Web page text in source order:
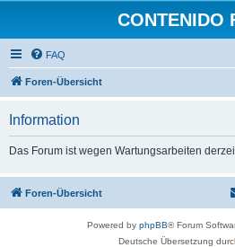
CONTENIDO
FAQ
Foren-Übersicht
Information
Das Forum ist wegen Wartungsarbeiten
Foren-Übersicht
Powered by phpBB® Forum
Deutsche Übersetzung